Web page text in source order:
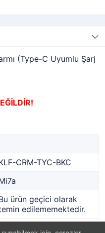
(Type-C Uyumlu Şarj
CRM-TYC-BKC
ürün geçici olarak
edilememektedir.